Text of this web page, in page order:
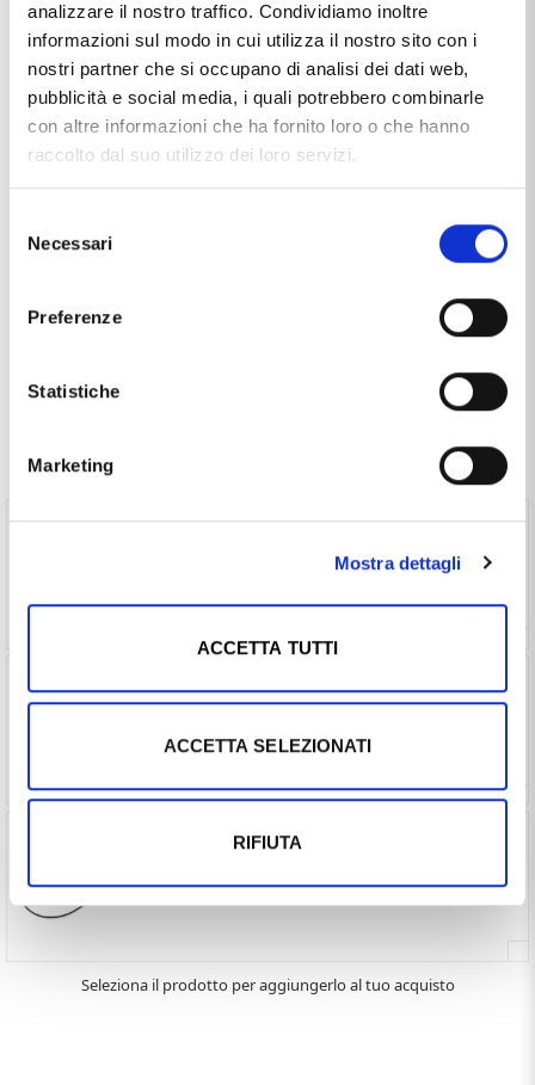
analizzare il nostro traffico. Condividiamo inoltre
informazioni sul modo in cui utilizza il nostro sito con i
nostri partner che si occupano di analisi dei dati web,
pubblicità e social media, i quali potrebbero combinarle
con altre informazioni che ha fornito loro o che hanno
raccolto dal suo utilizzo dei loro servizi.
delNecessari
Preferenze
Statistiche
Marketing
Mostra dettagli
ACCETTA TUTTI
ACCETTA SELEZIONATI
RIFIUTA
Materiale argento 925/000
smalto
Produzione made in Italy
Soggetto nautica
ARCADIA GIOIELLI IN ARGENTO E SMALTI NERO
, distributed
, It's a product that currently has
availability
and the price of this product is€
Collana in argento e tessuto nautico spesso 2 mm
Vedi prodotto
Collana in argento e tessuto nautico spesso 2 mm
colore Blu (€ 35,00 ) -Vedi prodotto
Collana in argento e tessuto nautico spesso 2 mm
Seleziona il prodotto per aggiungerlo al tuo acquisto